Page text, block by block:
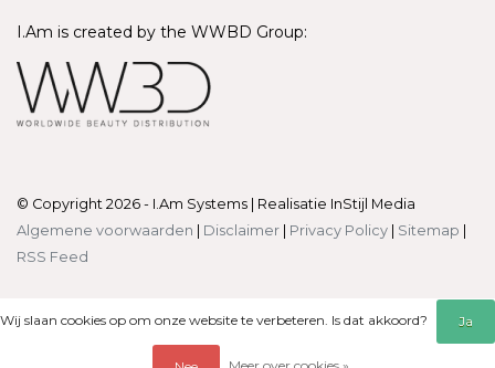
I.Am is created by the WWBD Group:
© Copyright 2026 - I.Am Systems | Realisatie InStijl Media
Algemene voorwaarden | Disclaimer | Privacy Policy | Sitemap |
RSS Feed
Wij slaan cookies op om onze website te verbeteren. Is dat akkoord? Ja